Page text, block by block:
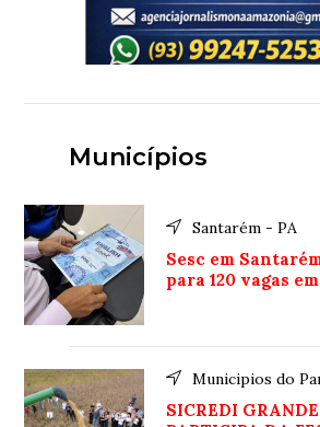
Municípios
Santarém - PA
Sesc em
para 120 vagas
Municipios do
SICREDI